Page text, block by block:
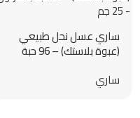
ساري عسل نحل طبيعي
(عبوة بلاستك) – 96 حبة
ساري